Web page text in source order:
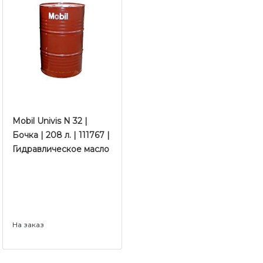
Mobil Univis N 32 |
Бочка | 208 л. | 111767 |
Гидравлическое масло
На заказ